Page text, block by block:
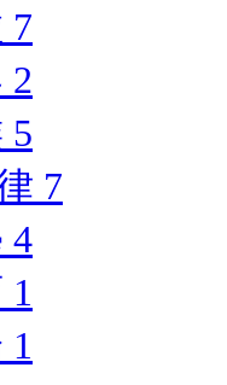
7
2
5
7
4
1
1